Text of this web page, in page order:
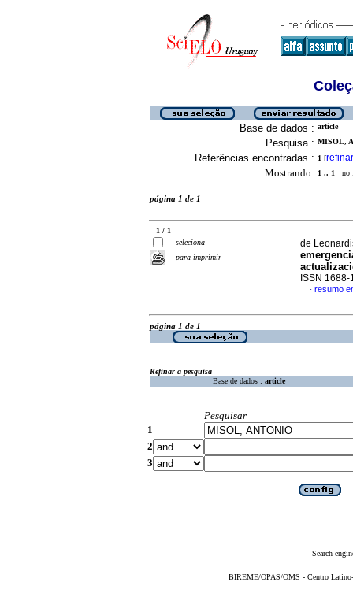
Base de dados : article
Pesquisa : MISOL,
Referências encontradas : 1 [refinar
Mostrando: 1 .. 1 no
página 1 de 1
1 / 1
seleciona
para imprimir
de
ISSN 1688-
· resumo
página 1 de 1
Refinar a pesquisa
Base de dados : article
Pesquisar
1
2
3
Search
BIREME/OPAS/OMS - Centro Latino-